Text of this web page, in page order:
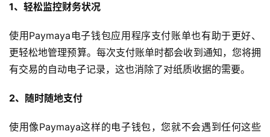
1、轻松监控财务状况
使用Paymaya电子钱包应用程序支付账单也有助于更好、
更轻松地管理预算。每次支付账单时都会收到通知，您将拥
有交易的自动电子记录，这也消除了对纸质收据的需要。
2、随时随地支付
使用像Paymaya这样的电子钱包，您就不会遇到任何这些